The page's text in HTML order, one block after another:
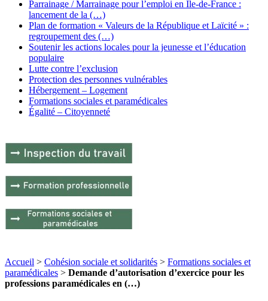
Parrainage / Marrainage pour l’emploi en Île-de-France :
lancement de la (…)
Plan de formation « Valeurs de la République et Laïcité » :
regroupement des (…)
Soutenir les actions locales pour la jeunesse et l’éducation
populaire
Lutte contre l’exclusion
Protection des personnes vulnérables
Hébergement – Logement
Formations sociales et paramédicales
Égalité – Citoyenneté
Accueil > Cohésion sociale et solidarités > Formations sociales et
paramédicales > Demande d’autorisation d’exercice pour les
professions paramédicales en (…)